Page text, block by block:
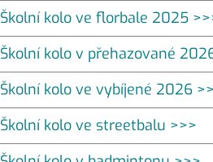
Školní kolo ve florbale 2025
Školní kolo v přehazované
Školní kolo ve vybíjené 2026
Školní kolo ve streetbalu >>>